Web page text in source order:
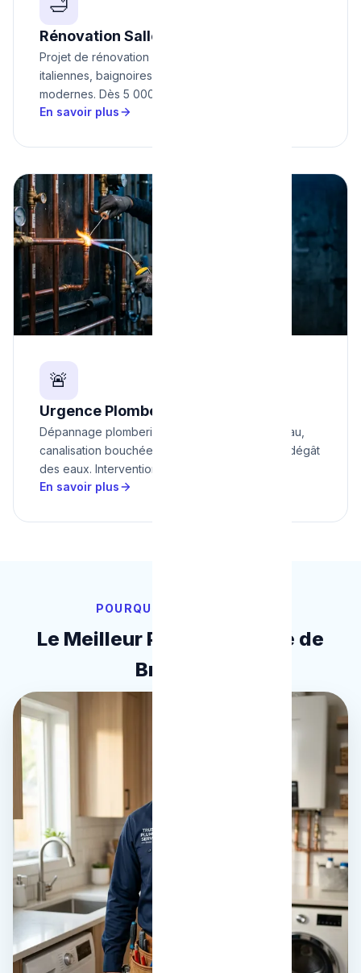
🛁
Rénovation Salle de Bain
Projet de rénovation ? Nous installons douches
italiennes, baignoires et meubles vasques
modernes. Dès 5 000€.
En savoir plus
🚨
Urgence Plomberie
Dépannage plomberie express 24/7 : fuite d'eau,
canalisation bouchée, panne de chaudière ou dégât
des eaux. Intervention en 30 minutes. Dès 95€.
En savoir plus
POURQUOI NOUS CHOISIR
Le Meilleur Plombier Agréé de
Bruxelles